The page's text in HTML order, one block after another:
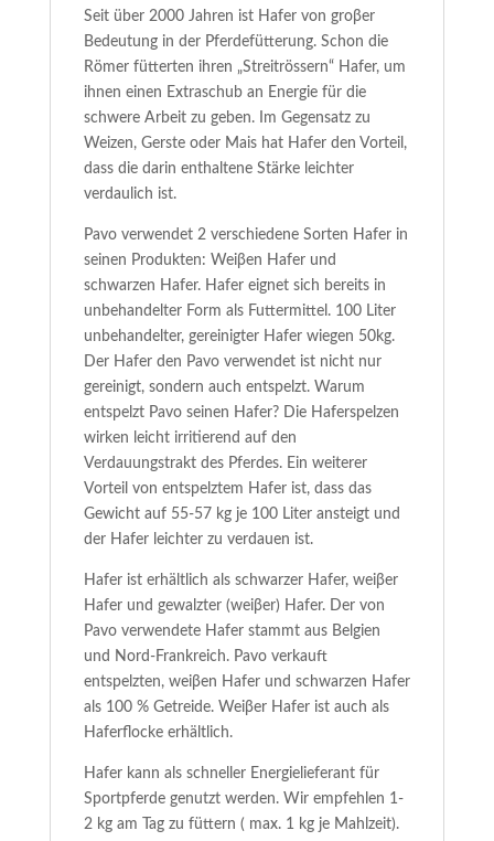
Seit über 2000 Jahren ist Hafer von groβer
Bedeutung in der Pferdefütterung. Schon die
Römer fütterten ihren „Streitrössern“ Hafer, um
ihnen einen Extraschub an Energie für die
schwere Arbeit zu geben. Im Gegensatz zu
Weizen, Gerste oder Mais hat Hafer den Vorteil,
dass die darin enthaltene Stärke leichter
verdaulich ist.
Pavo verwendet 2 verschiedene Sorten Hafer in
seinen Produkten: Weiβen Hafer und
schwarzen Hafer. Hafer eignet sich bereits in
unbehandelter Form als Futtermittel. 100 Liter
unbehandelter, gereinigter Hafer wiegen 50kg.
Der Hafer den Pavo verwendet ist nicht nur
gereinigt, sondern auch entspelzt. Warum
entspelzt Pavo seinen Hafer? Die Haferspelzen
wirken leicht irritierend auf den
Verdauungstrakt des Pferdes. Ein weiterer
Vorteil von entspelztem Hafer ist, dass das
Gewicht auf 55-57 kg je 100 Liter ansteigt und
der Hafer leichter zu verdauen ist.
Hafer ist erhältlich als schwarzer Hafer, weiβer
Hafer und gewalzter (weiβer) Hafer. Der von
Pavo verwendete Hafer stammt aus Belgien
und Nord-Frankreich. Pavo verkauft
entspelzten, weiβen Hafer und schwarzen Hafer
als 100 % Getreide. Weiβer Hafer ist auch als
Haferflocke erhältlich.
Hafer kann als schneller Energielieferant für
Sportpferde genutzt werden. Wir empfehlen 1-
2 kg am Tag zu füttern ( max. 1 kg je Mahlzeit).